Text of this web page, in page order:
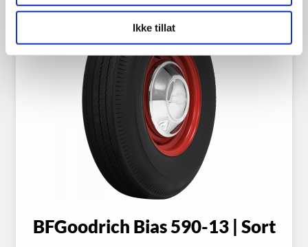
Ikke tillat
BFGoodrich Bias 590-13 | Sort